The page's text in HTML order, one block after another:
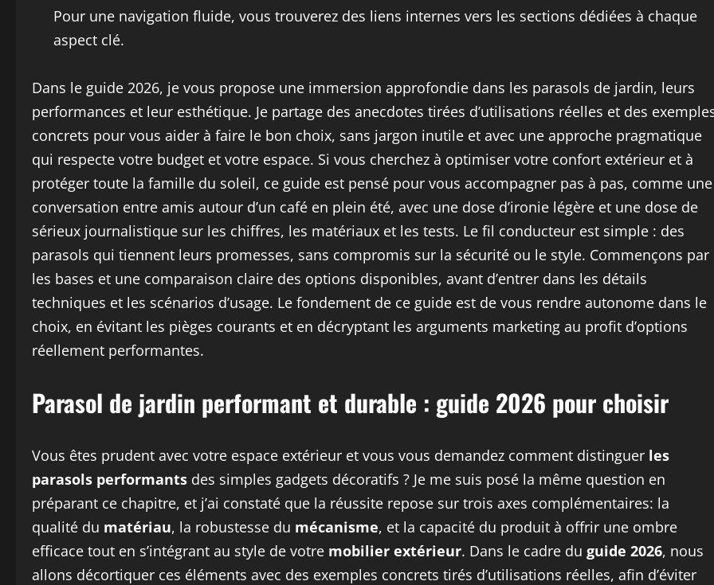
Pour une navigation fluide, vous trouverez des liens internes vers les sections dédiées à chaque
aspect clé.
Dans le guide 2026, je vous propose une immersion approfondie dans les parasols de jardin, leurs
performances et leur esthétique. Je partage des anecdotes tirées d’utilisations réelles et des
concrets pour vous aider à faire le bon choix, sans jargon inutile et avec une approche pragmatique
qui respecte votre budget et votre espace. Si vous cherchez à optimiser votre confort extérieur et à
protéger toute la famille du soleil, ce guide est pensé pour vous accompagner pas à pas, comme une
conversation entre amis autour d’un café en plein été, avec une dose d’ironie légère et une dose de
sérieux journalistique sur les chiffres, les matériaux et les tests. Le fil conducteur est simple : des
parasols qui tiennent leurs promesses, sans compromis sur la sécurité ou le style. Commençons par
les bases et une comparaison claire des options disponibles, avant d’entrer dans les détails
techniques et les scénarios d’usage. Le fondement de ce guide est de vous rendre autonome dans le
choix, en évitant les pièges courants et en décryptant les arguments marketing au profit d’options
réellement performantes.
Parasol de jardin performant et durable : guide 2026 pour choisir
Vous êtes prudent avec votre espace extérieur et vous vous demandez comment distinguer les
parasols performants des simples gadgets décoratifs ? Je me suis posé la même question en
préparant ce chapitre, et j’ai constaté que la réussite repose sur trois axes complémentaires: la
qualité du matériau, la robustesse du mécanisme, et la capacité du produit à offrir une ombre
efficace tout en s’intégrant au style de votre mobilier extérieur. Dans le cadre du guide 2026, nous
allons décortiquer ces éléments avec des exemples concrets tirés d’utilisations réelles, afin d’éviter